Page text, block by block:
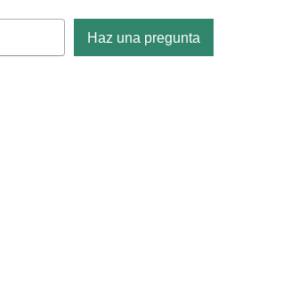
Haz una pregunta